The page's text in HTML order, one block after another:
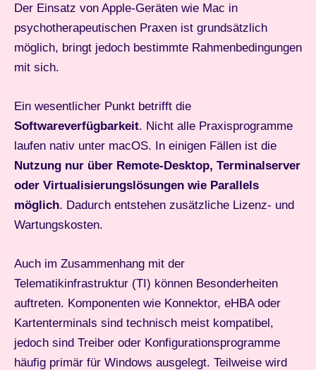
Der Einsatz von Apple-Geräten wie Mac in
psychotherapeutischen Praxen ist grundsätzlich
möglich, bringt jedoch bestimmte Rahmenbedingungen
mit sich.
Ein wesentlicher Punkt betrifft die
Softwareverfügbarkeit. Nicht alle Praxisprogramme
laufen nativ unter macOS. In einigen Fällen ist die
Nutzung nur über Remote-Desktop, Terminalserver
oder Virtualisierungslösungen wie Parallels
möglich. Dadurch entstehen zusätzliche Lizenz- und
Wartungskosten.
Auch im Zusammenhang mit der
Telematikinfrastruktur (TI) können Besonderheiten
auftreten. Komponenten wie Konnektor, eHBA oder
Kartenterminals sind technisch meist kompatibel,
jedoch sind Treiber oder Konfigurationsprogramme
häufig primär für Windows ausgelegt. Teilweise wird